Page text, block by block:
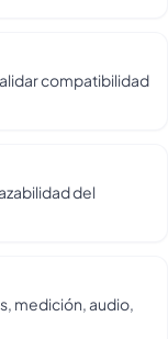
compatibilidad
del
medición, audio,